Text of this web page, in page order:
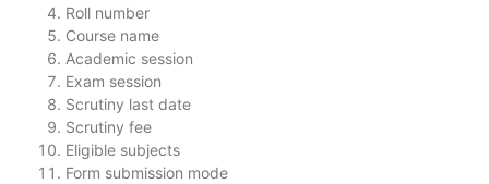
Roll number
Course name
Academic session
Exam session
Scrutiny last date
Scrutiny fee
Eligible subjects
Form submission mode